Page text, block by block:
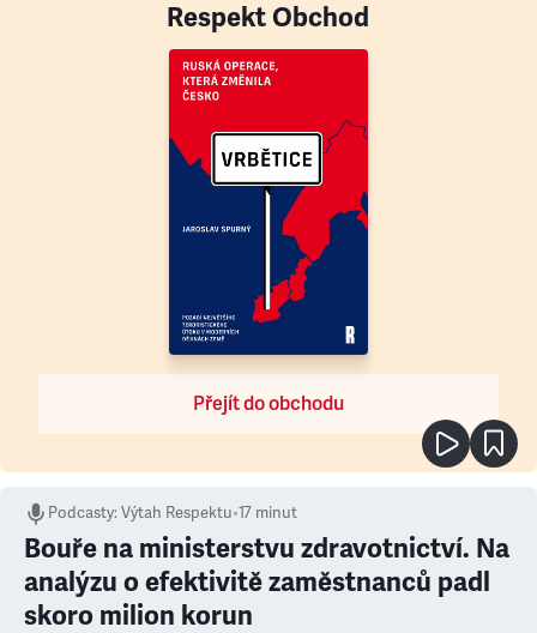
Respekt Obchod
Přejít do obchodu
Podcasty:Výtah Respektu•17 minut
Bouře na ministerstvu zdravotnictví. Na
analýzu o efektivitě zaměstnanců padl
skoro milion korun